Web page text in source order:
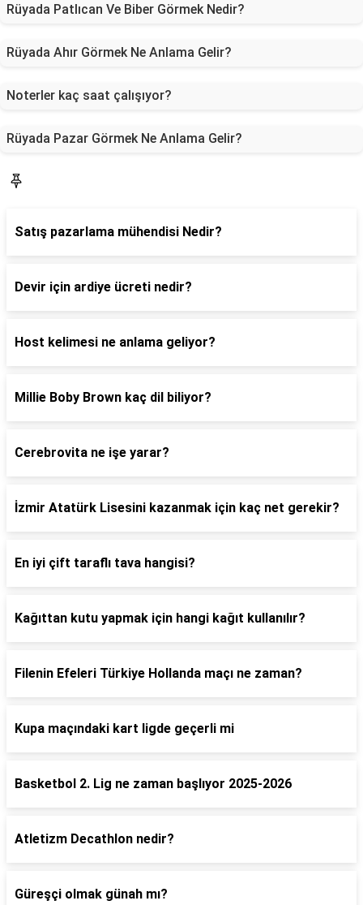
Rüyada Patlıcan Ve Biber Görmek Nedir?
Rüyada Ahır Görmek Ne Anlama Gelir?
Noterler kaç saat çalışıyor?
Rüyada Pazar Görmek Ne Anlama Gelir?
Satış pazarlama mühendisi Nedir?
Devir için ardiye ücreti nedir?
Host kelimesi ne anlama geliyor?
Millie Boby Brown kaç dil biliyor?
Cerebrovita ne işe yarar?
İzmir Atatürk Lisesini kazanmak için kaç net gerekir?
En iyi çift taraflı tava hangisi?
Kağıttan kutu yapmak için hangi kağıt kullanılır?
Filenin Efeleri Türkiye Hollanda maçı ne zaman?
Kupa maçındaki kart ligde geçerli mi
Basketbol 2. Lig ne zaman başlıyor 2025-2026
Atletizm Decathlon nedir?
Güreşçi olmak günah mı?